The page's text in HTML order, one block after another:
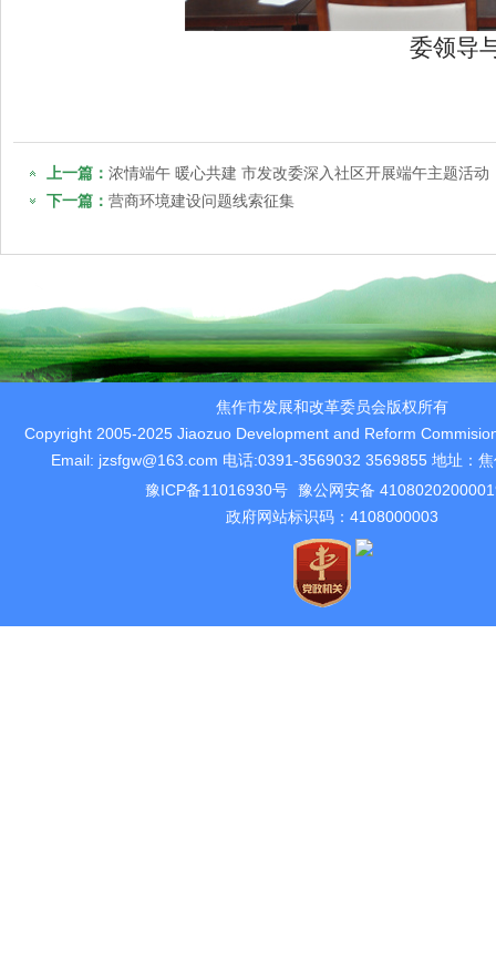
委领导
上一篇： 浓情端午 暖心共建 市发改委深入社区开展端午主题活动
下一篇： 营商环境建设问题线索征集
焦作市发展和改革委员会版权所有
Copyright 2005-2025 Jiaozuo Development and Reform
Email: jzsfgw@163.com 电话:0391-3569032 3569855 地址：
豫ICP备11016930号 豫公网安备
政府网站标识码：4108000003